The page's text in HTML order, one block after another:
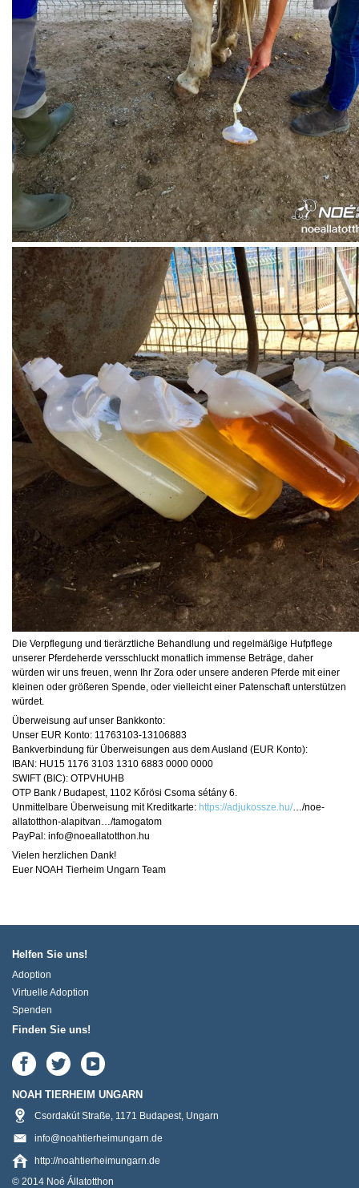
Die Verpflegung und tierärztliche Behandlung und regelmäßige Hufpflege
unserer Pferdeherde versschluckt monatlich immense Beträge, daher
würden wir uns freuen, wenn Ihr Zora oder unsere anderen Pferde mit einer
kleinen oder größeren Spende, oder vielleicht einer Patenschaft unterstützen
würdet.
Überweisung auf unser Bankkonto:
Unser EUR Konto: 11763103-13106883
Bankverbindung für Überweisungen aus dem Ausland (EUR Konto):
IBAN: HU15 1176 3103 1310 6883 0000 0000
SWIFT (BIC): OTPVHUHB
OTP Bank / Budapest, 1102 Kőrösi Csoma sétány 6.
Unmittelbare Überweisung mit Kreditkarte: https://adjukossze.hu/…/noe-
allatotthon-alapitvan…/tamogatom
PayPal: info@noeallatotthon.hu
Vielen herzlichen Dank!
Euer NOAH Tierheim Ungarn Team
Helfen Sie uns!
Adoption
Virtuelle Adoption
Spenden
Finden Sie uns!
NOAH TIERHEIM UNGARN
Csordakút Straße, 1171 Budapest, Ungarn
info@noahtierheimungarn.de
http://noahtierheimungarn.de
© 2014 Noé Állatotthon